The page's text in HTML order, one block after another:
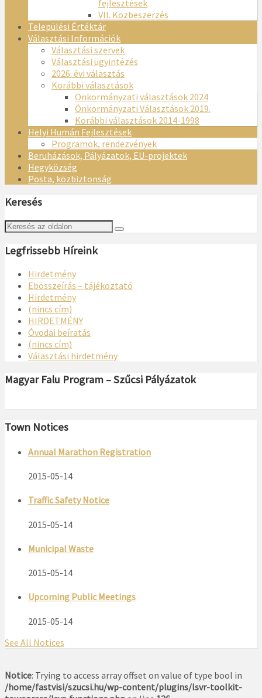
fejlesztések
VII. Közbeszerzés
Települési Értéktár
Választási Információk
Választási szervek
Választási ügyintézés
2026. évi választás
Korábbi választások
Önkormányzati választások 2024
Önkormányzati Választások 2019.
Korábbi választások 2014-1998
Helyi Humán Fejlesztések
Programok, rendezvények
Beruházások, Pályázatok, EU-projektek
Hegyközség
Posta, közbiztonság
Keresés
Legfrissebb Híreink
Hirdetmény
Ebösszeírás – tájékoztató
Hirdetmény
(nincs cím)
HIRDETMÉNY
Óvodai beíratás
(nincs cím)
Választási hirdetmény
Magyar Falu Program – Szűcsi Pályázatok
Town Notices
Annual Marathon Registration
2015-05-14
Traffic Safety Notice
2015-05-14
Municipal Waste
2015-05-14
Upcoming Public Meetings
2015-05-14
See All Notices
Notice: Trying to access array offset on value of type bool in
/home/fastvisi/szucsi.hu/wp-content/plugins/lsvr-toolkit-